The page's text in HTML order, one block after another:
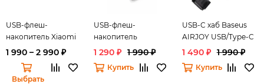
USB-флеш-
накопитель Xiaomi
Dual Interface
1 990 – 2 990 ₽
Выбрать
USB-флеш-
накопитель
COTEetCI Rotate
(USB 3.0)
1 290 ₽ 1 990 ₽
Купить
USB-C хаб Baseus
AIRJOY USB/Type-C
to SD/TF,Картридер
1 490 ₽ 1 990 ₽
Купить